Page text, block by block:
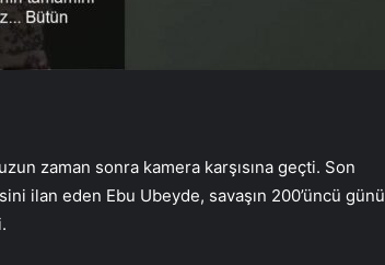
zaman sonra kamera karşısına geçti. Son
ilan eden Ebu Ubeyde, savaşın 200’üncü günü